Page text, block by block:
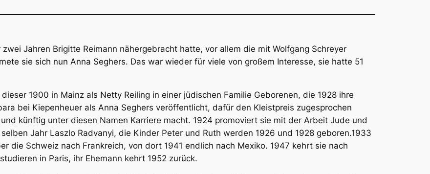
Jahren Brigitte Reimann nähergebracht hatte, vor allem die mit Wolfgang Schreyer
sie sich nun Anna Seghers. Das war wieder für viele von großem Interesse, sie hatte 51
1900 in Mainz als Netty Reiling in einer jüdischen Familie Geborenen, die 1928 ihre
bei Kiepenheuer als Anna Seghers veröffentlicht, dafür den Kleistpreis zugesprochen
künftig unter diesen Namen Karriere macht. 1924 promoviert sie mit der Arbeit Jude und
Jahr Laszlo Radvanyi, die Kinder Peter und Ruth werden 1926 und 1928 geboren.1933
die Schweiz nach Frankreich, von dort 1941 endlich nach Mexiko. 1947 kehrt sie nach
in Paris, ihr Ehemann kehrt 1952 zurück.